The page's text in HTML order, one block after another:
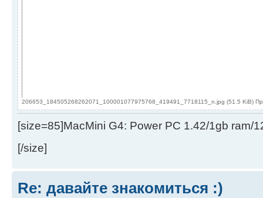
206653_184505268262071_100001077975768_419491_7718115_n.jpg (51.5 KiB)
[size=85]MacMini G4: Power PC 1.42/1gb ram/
[/size]
Re: давайте знакомиться :)